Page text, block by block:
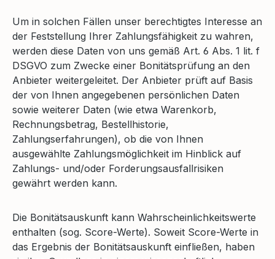
Um in solchen Fällen unser berechtigtes Interesse an
der Feststellung Ihrer Zahlungsfähigkeit zu wahren,
werden diese Daten von uns gemäß Art. 6 Abs. 1 lit. f
DSGVO zum Zwecke einer Bonitätsprüfung an den
Anbieter weitergeleitet. Der Anbieter prüft auf Basis
der von Ihnen angegebenen persönlichen Daten
sowie weiterer Daten (wie etwa Warenkorb,
Rechnungsbetrag, Bestellhistorie,
Zahlungserfahrungen), ob die von Ihnen
ausgewählte Zahlungsmöglichkeit im Hinblick auf
Zahlungs- und/oder Forderungsausfallrisiken
gewährt werden kann.
Die Bonitätsauskunft kann Wahrscheinlichkeitswerte
enthalten (sog. Score-Werte). Soweit Score-Werte in
das Ergebnis der Bonitätsauskunft einfließen, haben